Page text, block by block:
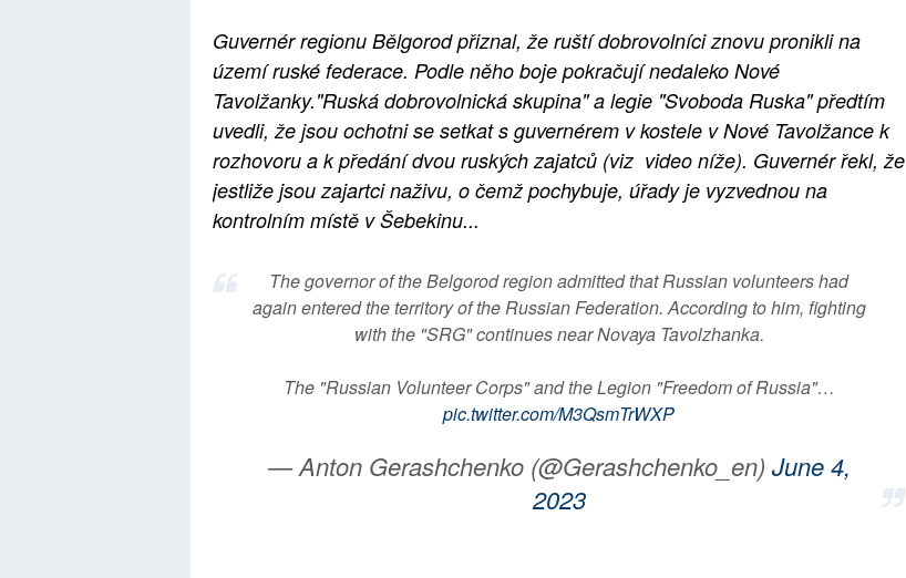
Guvernér regionu Bělgorod přiznal, že ruští dobrovolníci znovu pronikli na
území ruské federace. Podle něho boje pokračují nedaleko Nové
Tavolžanky."Ruská dobrovolnická skupina" a legie "Svoboda Ruska" předtím
uvedli, že jsou ochotni se setkat s guvernérem v kostele v Nové Tavolžance k
rozhovoru a k předání dvou ruských zajatců (viz video níže). Guvernér řekl, že
jestliže jsou zajartci naživu, o čemž pochybuje, úřady je vyzvednou na
kontrolním místě v Šebekinu...
The governor of the Belgorod region admitted that Russian volunteers had
again entered the territory of the Russian Federation. According to him, fighting
with the "SRG" ​​continues near Novaya Tavolzhanka.
The "Russian Volunteer Corps" and the Legion "Freedom of Russia"…
pic.twitter.com/M3QsmTrWXP
— Anton Gerashchenko (@Gerashchenko_en) June 4,
2023